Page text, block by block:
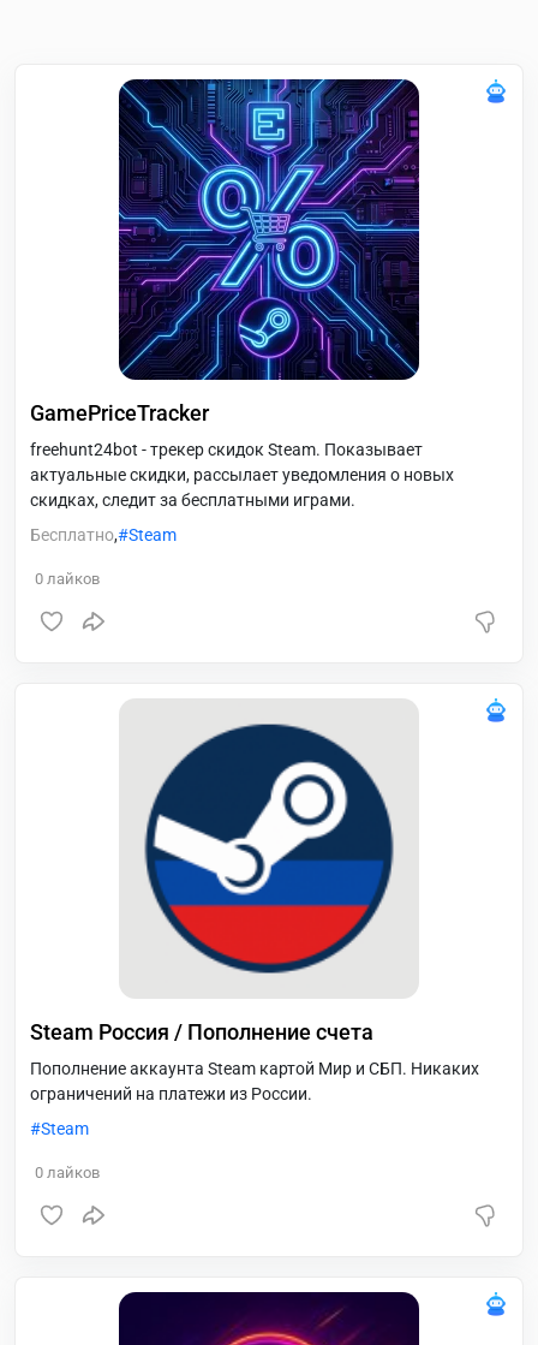
GamePriceTracker
freehunt24bot - трекер скидок Steam. Показывает
актуальные скидки, рассылает уведомления о новых
скидках, следит за бесплатными играми.
Бесплатно, Steam
0 лайков
Steam Россия / Пополнение счета
Пополнение аккаунта Steam картой Мир и СБП. Никаких
ограничений на платежи из России.
Steam
0 лайков